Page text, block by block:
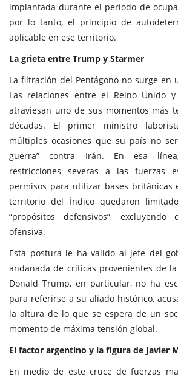
implantada durante el período de
por lo tanto, el principio de
aplicable en ese territorio.
La grieta entre Trump y Starmer
La filtración del Pentágono no surge en
Las relaciones entre el Reino Unido y
atraviesan uno de sus momentos más
décadas. El primer ministro
múltiples ocasiones que su país no
guerra” contra Irán. En esa
restricciones severas a las fuerzas
permisos para utilizar bases británicas
territorio del Índico quedaron
“propósitos defensivos”, excluyendo
ofensiva.
Esta postura le ha valido al jefe del
andanada de críticas provenientes de
Donald Trump, en particular, no ha
para referirse a su aliado histórico,
la altura de lo que se espera de un
momento de máxima tensión global.
El factor argentino y la figura de Javier
En medio de este cruce de fuerzas